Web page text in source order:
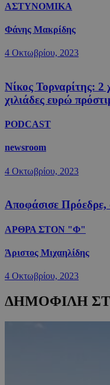
ΑΣΤΥΝΟΜΙΚΑ
Φάνης Μακρίδης
4 Οκτωβρίου, 2023
Νίκος Τορναρίτης: 2
χιλιάδες ευρώ
PODCAST
newsroom
4 Οκτωβρίου, 2023
Αποφάσισε Πρόεδρε,
ΑΡΘΡΑ ΣΤΟΝ "Φ"
Άριστος Μιχαηλίδης
4 Οκτωβρίου, 2023
ΔΗΜΟΦΙΛΗ